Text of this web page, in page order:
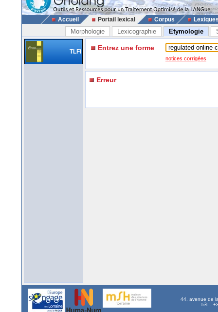
Accueil Portail lexical Corpus
Morphologie Lexicographie Etymologie
TLFi Entrez une forme
notices corrigées
Erreur
44, avenue de
Tél. :